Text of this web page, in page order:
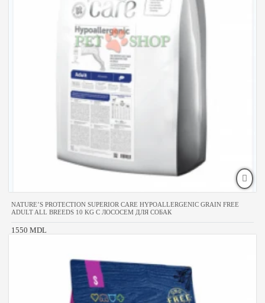
NATURE’S PROTECTION SUPERIOR CARE HYPOALLERGENIC GRAIN FREE
ADULT ALL BREEDS 10 KG С ЛОСОСЕМ ДЛЯ СОБАК
1550 MDL